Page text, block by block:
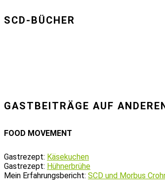
SCD-BÜCHER
GASTBEITRÄGE AUF
FOOD MOVEMENT
Gastrezept: Käsekuchen
Gastrezept: Hühnerbrühe
Mein Erfahrungsbericht: SCD und Morbus